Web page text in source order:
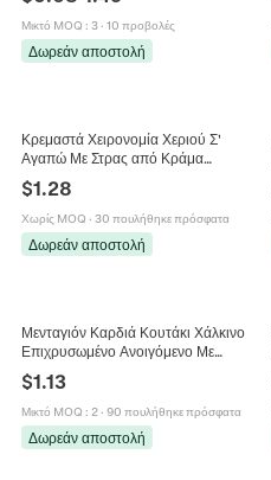
Μικτό MOQ : 3· 10 προβολές
Δωρεάν αποστολή
Κρεμαστά Χειρονομία Χεριού Σ'
Αγαπώ Με Στρας από Κράμα
Ψευδαργύρου για Κατασκευή
Κοσμημάτων DIY Κολιέ Βραχιόλι
Αξεσουάρ
$1.28
Χωρίς MOQ · 30 πουλήθηκε πρόσφατα
Δωρεάν αποστολή
Μενταγιόν Καρδιά Κουτάκι Χάλκινο
Επιχρυσωμένο Ανοιγόμενο Με
Εγχάρακτο Σχέδιο Λουλούδι Αγάπη
Φωτογραφία Για Γυναίκες
$1.13
Μικτό MOQ : 2· 90 πουλήθηκε πρόσφατα
Δωρεάν αποστολή